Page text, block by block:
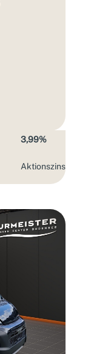
3,99%
Aktions­zins